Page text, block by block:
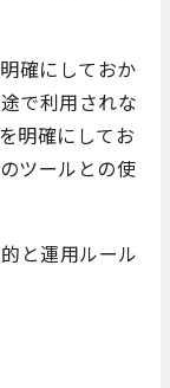
確にしておか
で利用されな
明確にしてお
ツールとの使
と運用ルール